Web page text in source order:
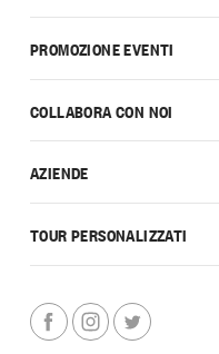
PROMOZIONE EVENTI
COLLABORA CON NOI
AZIENDE
TOUR PERSONALIZZATI